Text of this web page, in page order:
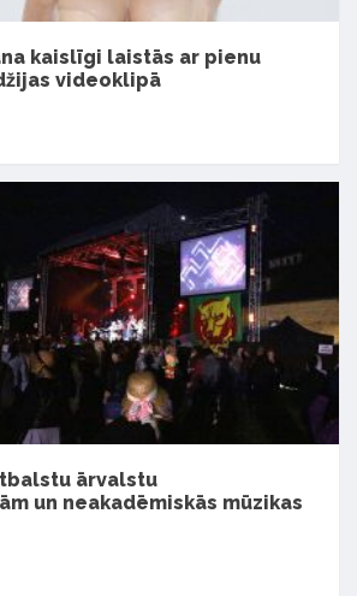
kaislīgi laistās ar pienu
videoklipā
ārvalstu
un neakadēmiskās mūzikas